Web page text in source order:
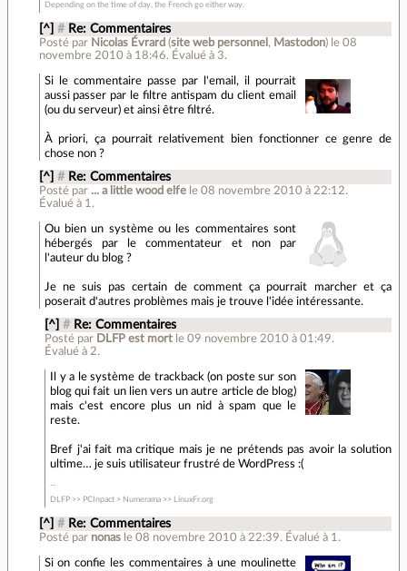
Depending on the time of day, the French go either way.
[^] # Re: Commentaires
Posté par Nicolas Évrard (site web personnel , Mastodon) le 08
novembre 2010 à 18:46. Évalué à 3.
Si le commentaire passe par l'email, il pourrait
aussi passer par le filtre antispam du client email
(ou du serveur) et ainsi être filtré.
À priori, ça pourrait relativement bien fonctionner ce genre de
chose non ?
[^] # Re: Commentaires
Posté par ... a little wood elfe le 08 novembre 2010 à 22:12.
Évalué à 1 .
Ou bien un système ou les commentaires sont
hébergés par le commentateur et non par
l'auteur du blog ?
Je ne suis pas certain de comment ça pourrait marcher et ça
poserait d'autres problèmes mais je trouve l'idée intéressante.
[^] # Re: Commentaires
Posté par DLFP est mort le 09 novembre 2010 à 01:49.
Évalué à 2.
Il y a le système de trackback (on poste sur son
blog qui fait un lien vers un autre article de blog)
mais c'est encore plus un nid à spam que le
reste.
Bref j'ai fait ma critique mais je ne prétends pas avoir la solution
ultime… je suis utilisateur frustré de WordPress :(
DLFP >> PCInpact > Numerama >> LinuxFr.org
[^] # Re: Commentaires
Posté par nonas le 08 novembre 2010 à 22:39. Évalué à 1 .
Si on confie les commentaires à une moulinette